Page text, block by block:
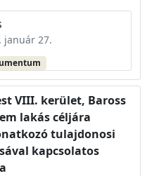
január 27.
VIII. kerület, Baross
lakás céljára
tulajdonosi
kapcsolatos